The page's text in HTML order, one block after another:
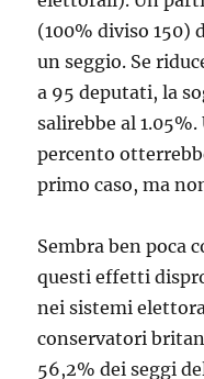
(100% diviso 150)
un seggio. Se
a 95 deputati, la
salirebbe al
percento
primo caso, ma
Sembra ben poca
questi effetti
nei sistemi
conservatori
56,2% dei seggi